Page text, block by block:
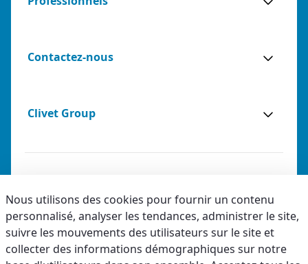
Contactez-nous
Clivet Group
Privacy
Accessibilité
Nous utilisons des cookies pour fournir un contenu
personnalisé, analyser les tendances, administrer le site,
suivre les mouvements des utilisateurs sur le site et
collecter des informations démographiques sur notre